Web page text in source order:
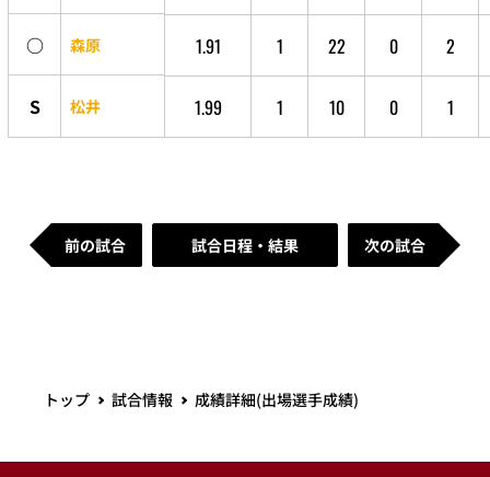
○ 森原 1.91 1 22 0 2
S 松井 1.99 1 10 0 1
前の試合 試合日程・結果 次の試合
トップ 試合情報 成績詳細(出場選手成績)